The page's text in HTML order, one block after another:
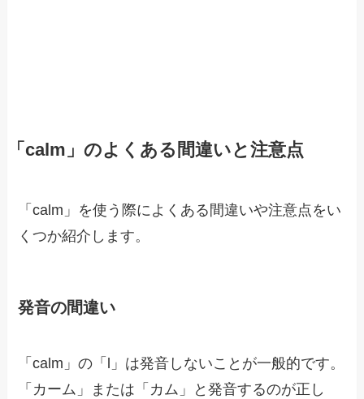
「calm」のよくある間違いと注意点
「calm」を使う際によくある間違いや注意点をい
くつか紹介します。
発音の間違い
「calm」の「l」は発音しないことが一般的です。
「カーム」または「カム」と発音するのが正し